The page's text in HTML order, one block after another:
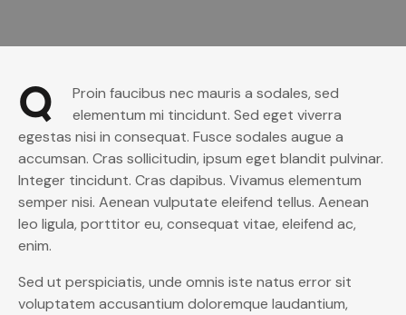
Q
Proin faucibus nec mauris a sodales, sed
elementum mi tincidunt. Sed eget viverra
egestas nisi in consequat. Fusce sodales augue a
accumsan. Cras sollicitudin, ipsum eget blandit pulvinar.
Integer tincidunt. Cras dapibus. Vivamus elementum
semper nisi. Aenean vulputate eleifend tellus. Aenean
leo ligula, porttitor eu, consequat vitae, eleifend ac,
enim.
Sed ut perspiciatis, unde omnis iste natus error sit
voluptatem accusantium doloremque laudantium,